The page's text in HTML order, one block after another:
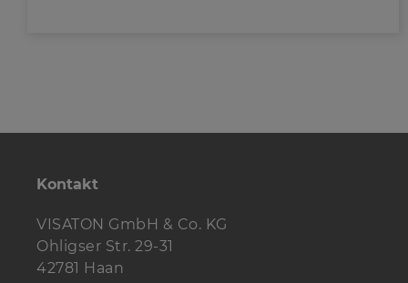
Kontakt
VISATON GmbH & Co. KG
Ohligser Str. 29-31
42781 Haan